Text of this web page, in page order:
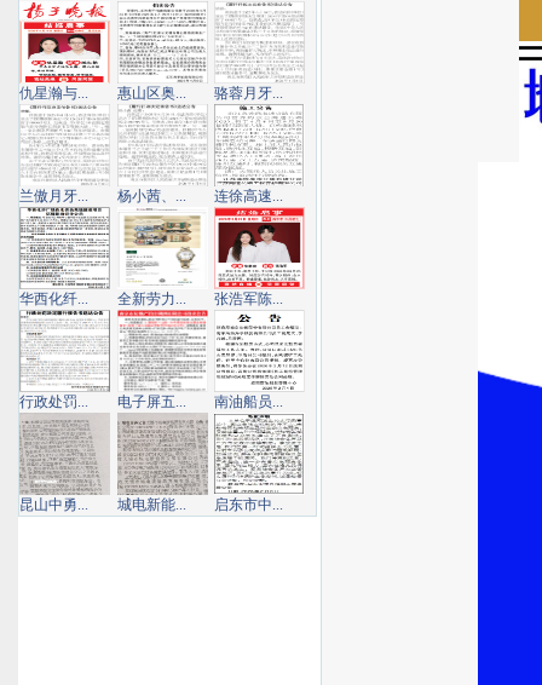
仇星瀚与... 惠山区奥... 骆蓉月牙...
兰傲月牙... 杨小茜、... 连徐高速...
华西化纤... 全新劳力... 张浩军陈...
行政处罚... 电子屏五... 南油船员...
昆山中勇... 城电新能... 启东市中...